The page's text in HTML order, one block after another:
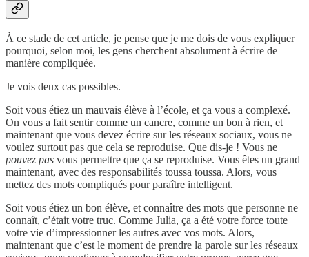
À ce stade de cet article, je pense que je me dois de vous expliquer
pourquoi, selon moi, les gens cherchent absolument à écrire de
manière compliquée.
Je vois deux cas possibles.
Soit vous étiez un mauvais élève à l’école, et ça vous a complexé.
On vous a fait sentir comme un cancre, comme un bon à rien, et
maintenant que vous devez écrire sur les réseaux sociaux, vous ne
voulez surtout pas que cela se reproduise. Que dis-je ! Vous ne
pouvez pas vous permettre que ça se reproduise. Vous êtes un grand
maintenant, avec des responsabilités toussa toussa. Alors, vous
mettez des mots compliqués pour paraître intelligent.
Soit vous étiez un bon élève, et connaître des mots que personne ne
connaît, c’était votre truc. Comme Julia, ça a été votre force toute
votre vie d’impressionner les autres avec vos mots. Alors,
maintenant que c’est le moment de prendre la parole sur les réseaux